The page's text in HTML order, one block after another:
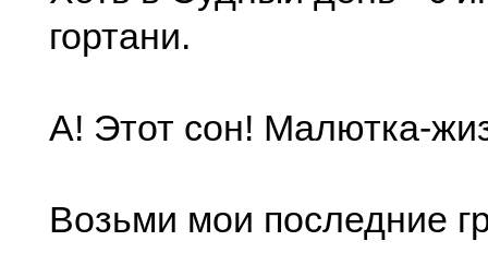
гортани.
А! Этот сон! Малютка-
Возьми мои последние